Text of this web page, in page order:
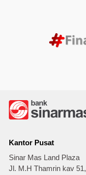
Kantor Pusat
Sinar Mas Land Plaza
Jl. M.H Thamrin kav 51,